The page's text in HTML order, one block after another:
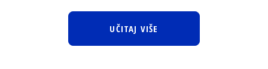
UČITAJ VIŠE